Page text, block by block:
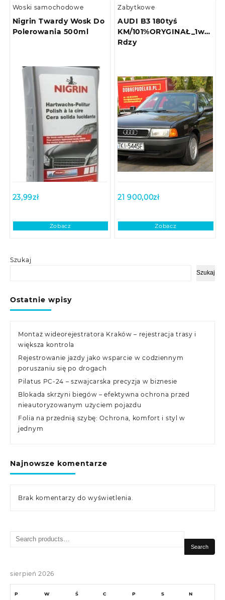
Szukaj
Szukaj
Ostatnie wpisy
Montaż wideorejestratora Kraków – rejestracja trasy i
większa kontrola
Rejestrowanie jazdy jako wsparcie w codziennym
poruszaniu się po drogach
Pilatus PC-24 – szwajcarska precyzja w biznesie
Blokada skrzyni biegów – efektywna ochrona przed
nieautoryzowanym użyciem pojazdu
Folia na przednią szybę: Ochrona, komfort i styl w
jednym
Najnowsze komentarze
Brak komentarzy do wyświetlenia.
Woski samochodowe
Nigrin Twardy Wosk Do
Polerowania 500ml
23,99zł
Zobacz
Zabytkowe
AUDI B3 180tyś
KM/
Rdzy
21 900,00zł
Zobacz
Search
Search
sierpień 2026
P W Ś C P S N